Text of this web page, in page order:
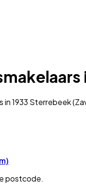
1933 Sterrebeek
postcode.